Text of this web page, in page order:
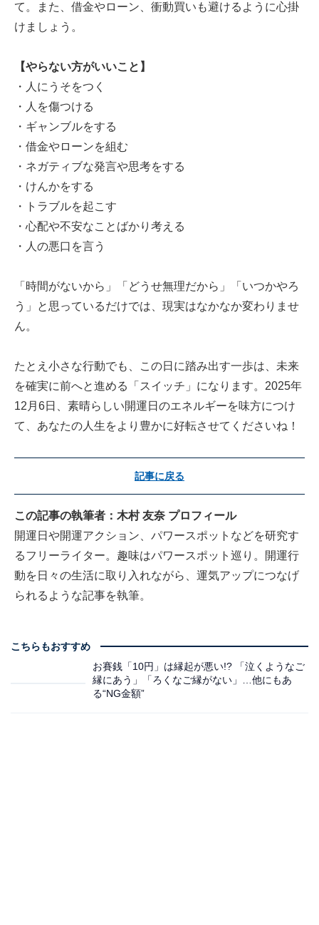
て。また、借金やローン、衝動買いも避けるように心掛
けましょう。
【やらない方がいいこと】
・人にうそをつく
・人を傷つける
・ギャンブルをする
・借金やローンを組む
・ネガティブな発言や思考をする
・けんかをする
・トラブルを起こす
・心配や不安なことばかり考える
・人の悪口を言う
「時間がないから」「どうせ無理だから」「いつかやろ
う」と思っているだけでは、現実はなかなか変わりませ
ん。
たとえ小さな行動でも、この日に踏み出す一歩は、未来
を確実に前へと進める「スイッチ」になります。2025年
12月6日、素晴らしい開運日のエネルギーを味方につけ
て、あなたの人生をより豊かに好転させてくださいね！
記事に戻る
この記事の執筆者：木村 友奈 プロフィール
開運日や開運アクション、パワースポットなどを研究す
るフリーライター。趣味はパワースポット巡り。開運行
動を日々の生活に取り入れながら、運気アップにつなげ
られるような記事を執筆。
こちらもおすすめ
お賽銭「10円」は縁起が悪い!? 「泣くようなご
縁にあう」「ろくなご縁がない」…他にもあ
る“NG金額”